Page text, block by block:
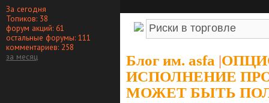
За сегодня
Топиков: 38
форум акций: 61
остальные форумы: 111
комментариев: 258
за месяц
Блог им. asfa |
ИСПОЛНЕНИЕ
МОЖЕТ БЫТЬ